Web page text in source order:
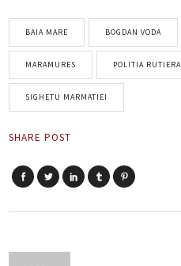
BAIA MARE BOGDAN VODA
MARAMURES POLITIA RUTIERA
SIGHETU MARMATIEI
SHARE POST